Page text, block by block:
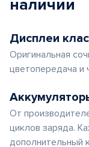
наличии
Дисплеи
Оригинальная
цветопередача и
От
циклов заряда.
дополнительный